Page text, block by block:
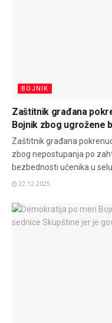
BOJNIK
Zaštitnik građana
Bojnik zbog ugrožene
Zaštitnik građana
zbog nepostupanja po
bezbednosti učenika u
22.12.2025.